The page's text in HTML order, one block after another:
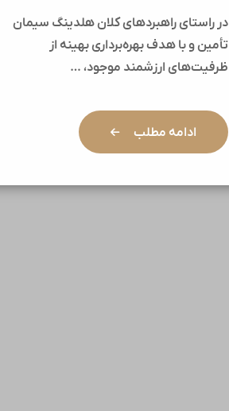
در راستای راهبردهای کلان هلدینگ سیمان
تأمین و با هدف بهره‌برداری بهینه از
ظرفیت‌های ارزشمند موجود، …
ادامه مطلب